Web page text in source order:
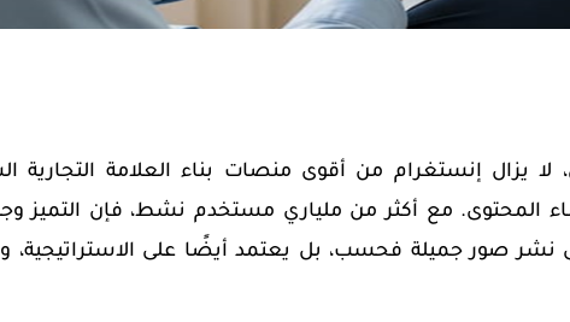
لا يزال إنستغرام من أقوى منصات بناء العلامة التجارية
المحتوى. مع أكثر من ملياري مستخدم نشط، فإن التميز
نشر صور جميلة فحسب، بل يعتمد أيضًا على الاستراتيجية،